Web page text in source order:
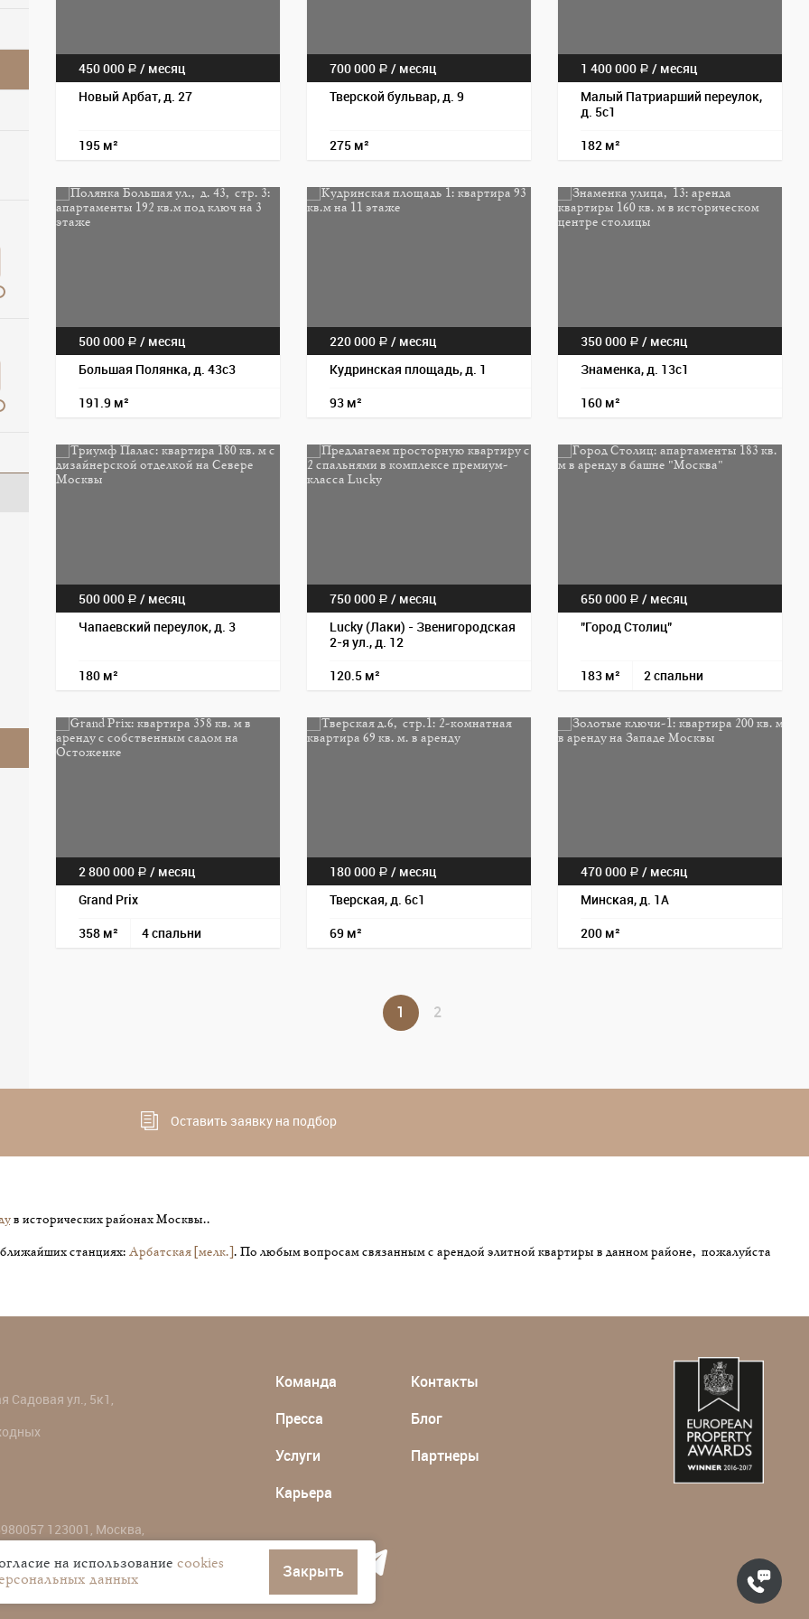
450 000 a / месяц
Новый Арбат, д. 27
195 м²
700 000 a / месяц
Тверской бульвар, д. 9
275 м²
1 400 000 a / месяц
Малый Патриарший переулок,
д. 5с1
182 м²
500 000 a / месяц
Большая Полянка, д. 43с3
191.9 м²
220 000 a / месяц
Кудринская площадь, д. 1
93 м²
350 000 a / месяц
Знаменка, д. 13с1
160 м²
500 000 a / месяц
Чапаевский переулок, д. 3
180 м²
750 000 a / месяц
Lucky (Лаки) - Звенигородская
2-я ул., д. 12
120.5 м²
650 000 a / месяц
"Город Столиц"
183 м² 2 спальни
2 800 000 a / месяц
Grand Prix
358 м² 4 спальни
180 000 a / месяц
Тверская, д. 6с1
69 м²
470 000 a / месяц
Минская, д. 1А
200 м²
1 2
Оставить заявку на подбор
в исторических районах Москвы..
станциях: Арбатская [мелк.] . По любым вопросам связанным с арендой элитной квартиры в данном районе, пожалуйста
Садовая ул., 5к1,
123001, Москва,
Команда
Пресса
Услуги
Карьера
Контакты
Блог
Партнеры
на использование cookies
данных Закрыть